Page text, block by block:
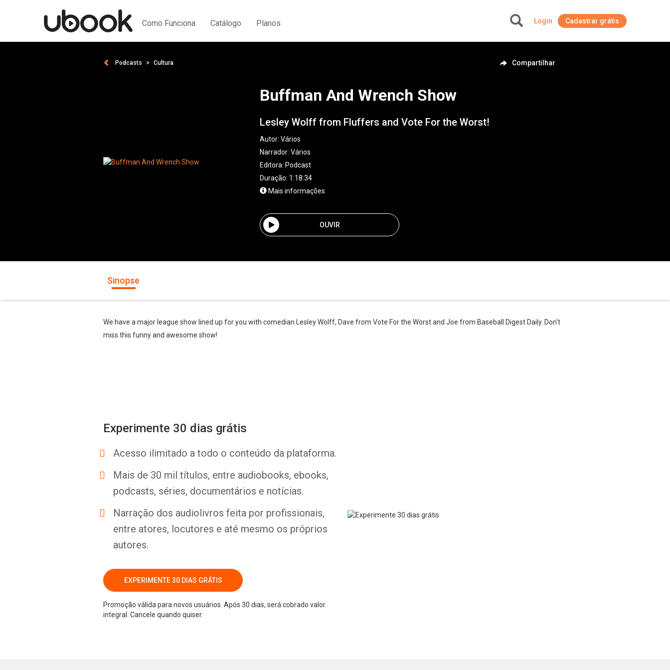
Como Funciona Catálogo Planos Login Cadastrar grátis
Podcasts Cultura Compartilhar
Buffman And Wrench Show
Lesley Wolff from Fluffers and Vote For the Worst!
Autor: Vários
Narrador: Vários
Editora: Podcast
Duração: 1:18:34
Mais informações
OUVIR
Sinopse
We have a major league show lined up for you with comedian Lesley Wolff, Dave from Vote For the Worst and Joe from Baseball Digest Daily. Don't
miss this funny and awesome show!
Experimente 30 dias grátis
Acesso ilimitado a todo o conteúdo da plataforma.
Mais de 30 mil títulos, entre audiobooks, ebooks,
podcasts, séries, documentários e notícias.
Narração dos audiolivros feita por profissionais,
entre atores, locutores e até mesmo os próprios
autores.
EXPERIMENTE 30 DIAS GRÁTIS
Promoção válida para novos usuários. Após 30 dias, será cobrado valor
integral. Cancele quando quiser.